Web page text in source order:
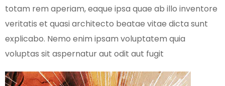
totam rem aperiam, eaque ipsa quae ab illo inventore
veritatis et quasi architecto beatae vitae dicta sunt
explicabo. Nemo enim ipsam voluptatem quia
voluptas sit aspernatur aut odit aut fugit